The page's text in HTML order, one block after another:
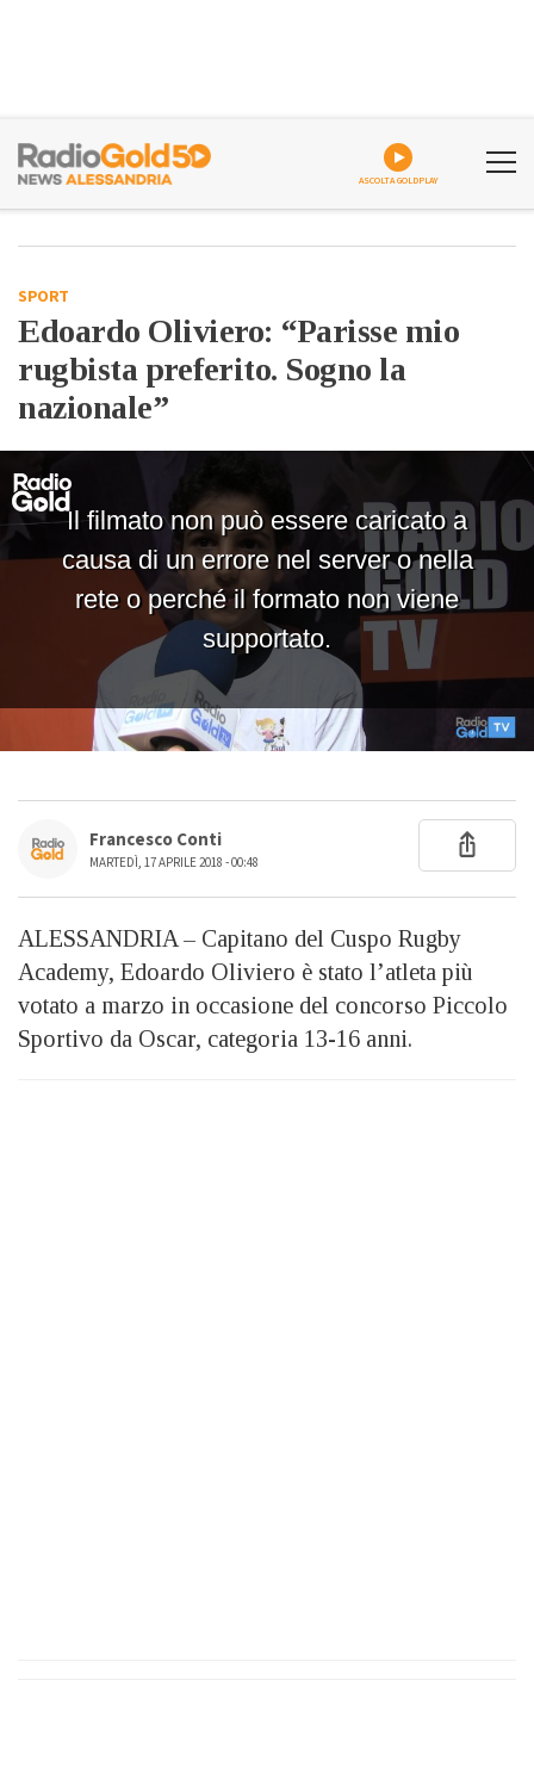
ASCOLTA GOLDPLAY
SPORT
Edoardo Oliviero: “Parisse mio
rugbista preferito. Sogno la
nazionale”
Francesco Conti
MARTEDÌ, 17 APRILE 2018 - 00:48
ALESSANDRIA – Capitano del Cuspo Rugby
Academy, Edoardo Oliviero è stato l’atleta più
votato a marzo in occasione del concorso Piccolo
Sportivo da Oscar, categoria 13-16 anni.